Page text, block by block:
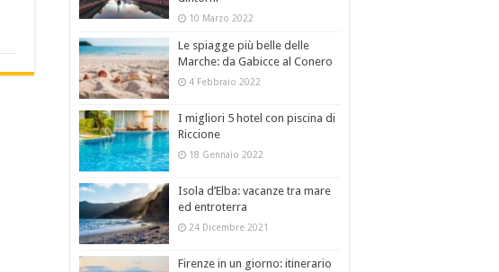
10 Marzo 2022
Le spiagge più belle delle
Marche: da Gabicce al Conero
4 Febbraio 2022
I migliori 5 hotel con piscina di
Riccione
18 Gennaio 2022
Isola d’Elba: vacanze tra mare
ed entroterra
24 Dicembre 2021
Firenze in un giorno: itinerario